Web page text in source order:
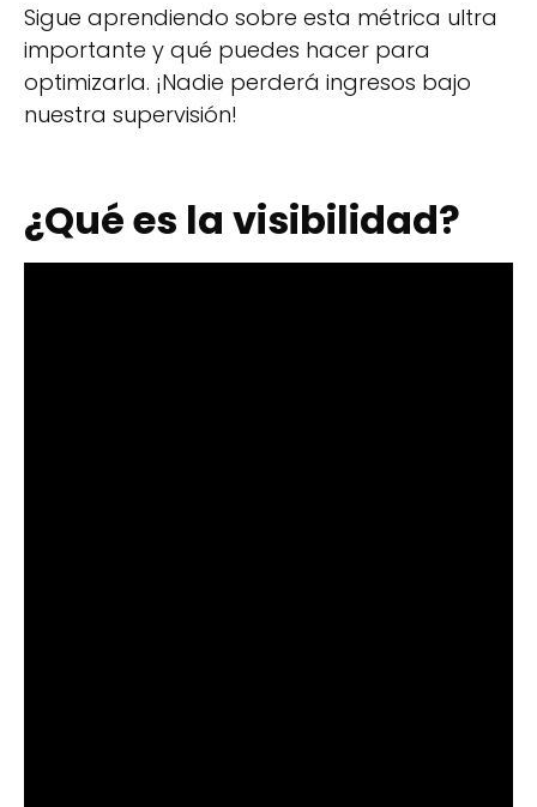
Sigue aprendiendo sobre esta métrica ultra
importante y qué puedes hacer para
optimizarla. ¡Nadie perderá ingresos bajo
nuestra supervisión!
¿Qué es la visibilidad?